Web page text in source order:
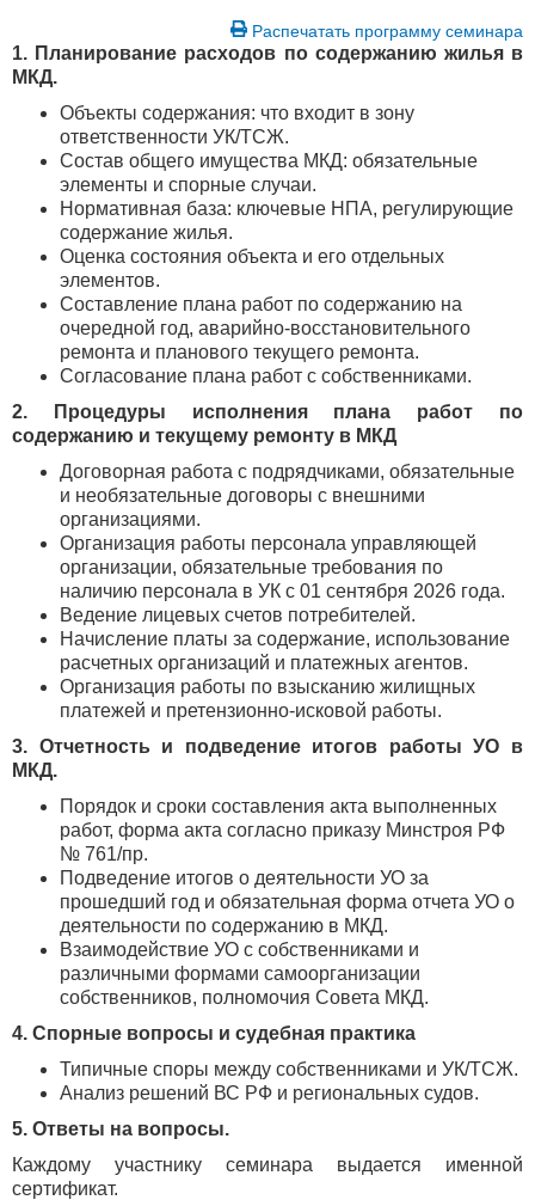
Распечатать программу семинара
1. Планирование расходов по содержанию жилья в
МКД.
Объекты содержания: что входит в зону
ответственности УК/ТСЖ.
Состав общего имущества МКД: обязательные
элементы и спорные случаи.
Нормативная база: ключевые НПА, регулирующие
содержание жилья.
Оценка состояния объекта и его отдельных
элементов.
Составление плана работ по содержанию на
очередной год, аварийно-восстановительного
ремонта и планового текущего ремонта.
Согласование плана работ с собственниками.
2. Процедуры исполнения плана работ по
содержанию и текущему ремонту в МКД
Договорная работа с подрядчиками, обязательные
и необязательные договоры с внешними
организациями.
Организация работы персонала управляющей
организации, обязательные требования по
наличию персонала в УК с 01 сентября 2026 года.
Ведение лицевых счетов потребителей.
Начисление платы за содержание, использование
расчетных организаций и платежных агентов.
Организация работы по взысканию жилищных
платежей и претензионно-исковой работы.
3. Отчетность и подведение итогов работы УО в
МКД.
Порядок и сроки составления акта выполненных
работ, форма акта согласно приказу Минстроя РФ
№ 761/пр.
Подведение итогов о деятельности УО за
прошедший год и обязательная форма отчета УО о
деятельности по содержанию в МКД.
Взаимодействие УО с собственниками и
различными формами самоорганизации
собственников, полномочия Совета МКД.
4. Спорные вопросы и судебная практика
Типичные споры между собственниками и УК/ТСЖ.
Анализ решений ВС РФ и региональных судов.
5. Ответы на вопросы.
Каждому участнику семинара выдается именной
сертификат.